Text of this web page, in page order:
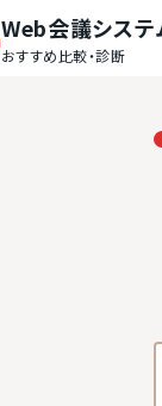
Web会議システ
おすすめ比較・診断